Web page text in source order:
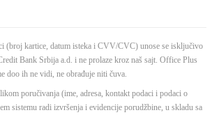
(broj kartice, datum isteka i CVV/CVC) unose se isključivo
Bank Srbija a.d. i ne prolaze kroz naš sajt. Office Plus
doo ih ne vidi, ne obrađuje niti čuva.
poručivanja (ime, adresa, kontakt podaci i podaci o
sistemu radi izvršenja i evidencije porudžbine, u skladu sa